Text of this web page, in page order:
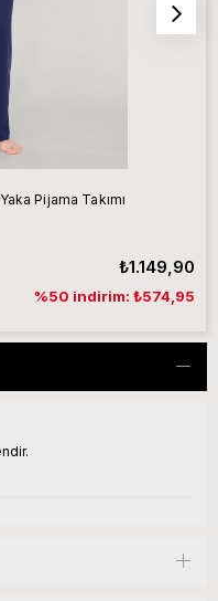
Pijama Takımı
₺1.149,90
%50 indirim: ₺574,95